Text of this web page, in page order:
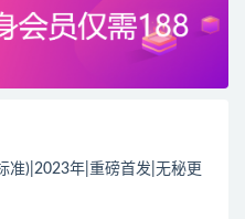
准)|2023年|重磅首发|无秘更